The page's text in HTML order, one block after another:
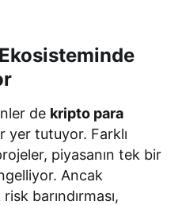
de kripto para
yer tutuyor. Farklı
piyasanın tek bir
Ancak
barındırması,